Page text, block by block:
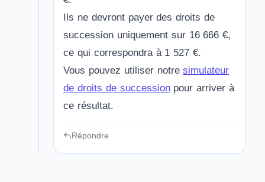
Ils ne devront payer des droits de
succession uniquement sur 16 666 €,
ce qui correspondra à 1 527 €.
Vous pouvez utiliser notresimulateur
de droits de successionpour arriver à
ce résultat.
Répondre